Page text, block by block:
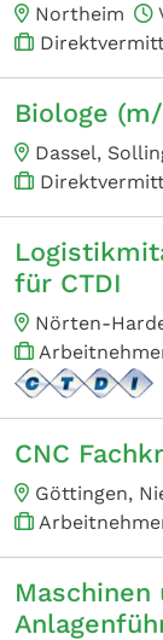
Northeim
Biologe
Dassel,
für CTDI
Nörten-
CNC
Göttingen,
Maschinen